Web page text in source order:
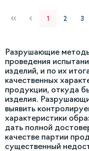
1 2 3
Разрушающие
проведения
изделий, и по их
качественных
продукции, откуда
изделия.
выявить
характеристики
дать полной
качестве партии
существенный